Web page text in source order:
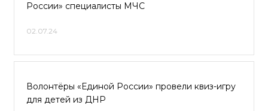
России» специалисты МЧС
02.07.24
Волонтёры «Единой России» провели квиз-игру
для детей из ДНР